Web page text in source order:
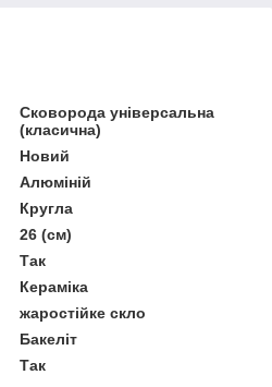
Сковорода універсальна
(класична)
Новий
Алюміній
Кругла
26 (см)
Так
Кераміка
жаростійке скло
Бакеліт
Так